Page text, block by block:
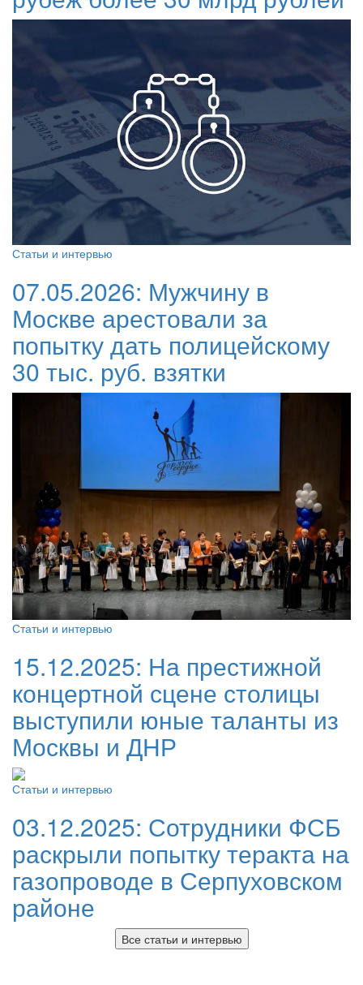
Статьи и интервью
07.05.2026: Мужчину в
Москве арестовали за
попытку дать полицейскому
30 тыс. руб. взятки
Статьи и интервью
15.12.2025: На престижной
концертной сцене столицы
выступили юные таланты из
Москвы и ДНР
Статьи и интервью
03.12.2025: Сотрудники ФСБ
раскрыли попытку теракта на
газопроводе в Серпуховском
районе
Все статьи и интервью